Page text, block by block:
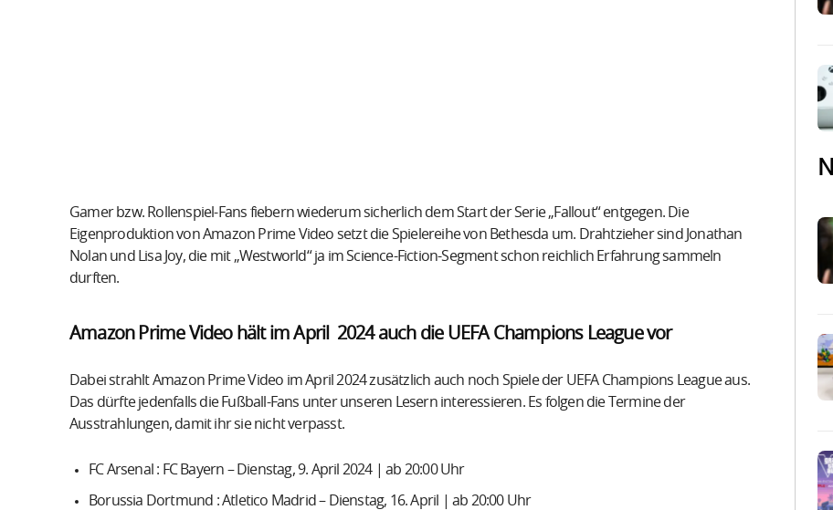
Gamer bzw. Rollenspiel-Fans fiebern wiederum sicherlich dem Start der Serie „Fallout“ entgegen. Die
Eigenproduktion von Amazon Prime Video setzt die Spielereihe von Bethesda um. Drahtzieher sind Jonathan
Nolan und Lisa Joy, die mit „Westworld“ ja im Science-Fiction-Segment schon reichlich Erfahrung sammeln
durften.
Amazon Prime Video hält im April 2024 auch die UEFA Champions League vor
Dabei strahlt Amazon Prime Video im April 2024 zusätzlich auch noch Spiele der UEFA Champions League aus.
Das dürfte jedenfalls die Fußball-Fans unter unseren Lesern interessieren. Es folgen die Termine der
Ausstrahlungen, damit ihr sie nicht verpasst.
FC Arsenal : FC Bayern – Dienstag, 9. April 2024 | ab 20:00 Uhr
Borussia Dortmund : Atletico Madrid – Dienstag, 16. April | ab 20:00 Uhr